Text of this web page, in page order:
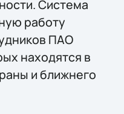
Система
работу
ПАО
находятся в
и ближнего